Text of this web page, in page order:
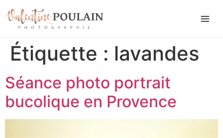
Étiquette : lavandes
Séance photo portrait
bucolique en Provence